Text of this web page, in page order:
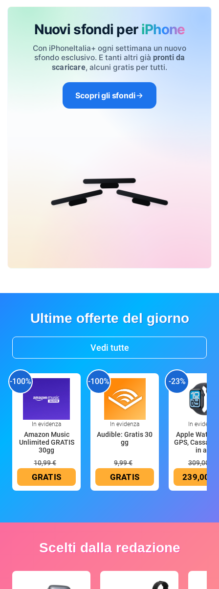
Nuovi sfondi per iPhone
Con iPhoneItalia+ ogni settimana un nuovo
sfondo esclusivo. E tanti altri già pronti da
scaricare, alcuni gratis per tutti.
Scopri gli sfondi
Ultime offerte del giorno
Vedi tutte
-100%
In evidenza
Amazon Music
Unlimited GRATIS
30gg
10,99 €
GRATIS
-100%
In evidenza
Audible: Gratis 30
gg
9,99 €
GRATIS
-23%
In evidenza
Apple Watch
GPS, Cassa
in all
309,00 €
239,00 €
Scelti dalla redazione